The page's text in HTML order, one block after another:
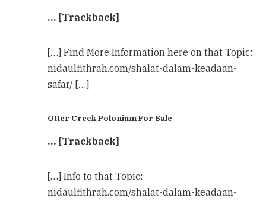
… [Trackback]
[…] Find More Information here on that Topic:
nidaulfithrah.com/shalat-dalam-keadaan-
safar/ […]
Otter Creek Polonium For Sale
… [Trackback]
[…] Info to that Topic:
nidaulfithrah.com/shalat-dalam-keadaan-